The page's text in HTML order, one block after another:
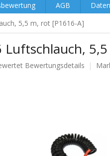
AGB
5,5 m, rot [P1616-A]
Luftschlauch,
Bewertungsdetails